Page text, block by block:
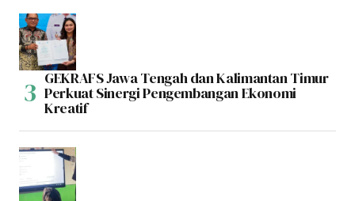
GEKRAFS Jawa Tengah dan Kalimantan Timur
Perkuat Sinergi Pengembangan Ekonomi
Kreatif